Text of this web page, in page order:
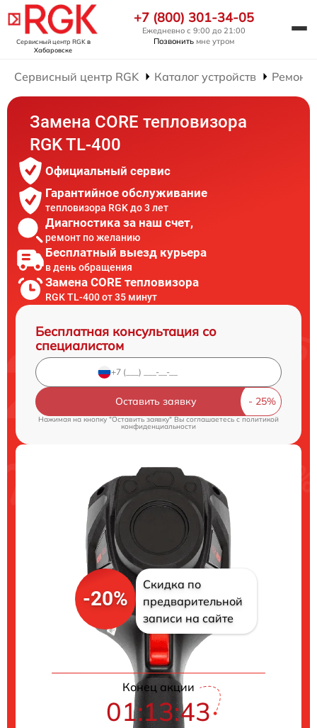
Сервисный центр RGKв
Хабаровске
+7 (800) 301-34-05
Ежедневно с 9:00 до 21:00
Позвонить мне утром
Сервисный центр RGK Каталог устройств Ремонт
Замена CORE тепловизора
RGK TL-400
Официальный сервис
Гарантийное обслуживание
тепловизора RGK до 3 лет
Диагностика за наш счет,
ремонт по желанию
Бесплатный выезд курьера
в день обращения
Замена CORE тепловизора
RGK TL-400 от 35 минут
Бесплатная консультация со
специалистом
Оставить заявку
Нажимая на кнопку "Оставить заявку" Вы соглашаетесь cполитикой
конфиденциальности
-20%
Скидка по
предварительной
записи на сайте
Конец акции
01:13:42